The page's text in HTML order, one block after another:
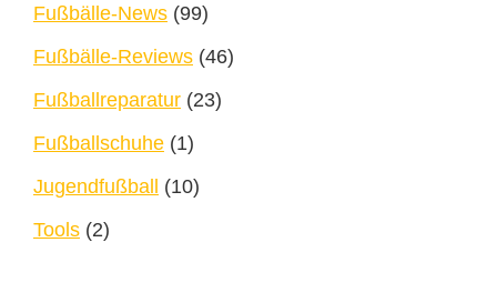
Fußbälle-News (99)
Fußbälle-Reviews (46)
Fußballreparatur (23)
Fußballschuhe (1)
Jugendfußball (10)
Tools (2)